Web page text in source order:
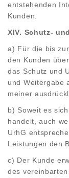
entstehenden
Kunden.
XIV. Schutz-
a) Für die bis
den Kunden
das Schutz und
und Weitergabe
meiner
b) Soweit es
handelt, auch
UrhG
Leistungen den
c) Der Kunde
des